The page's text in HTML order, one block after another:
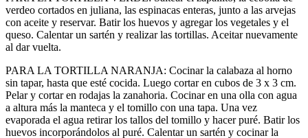
verdeo cortados en juliana, las espinacas enteras, junto a las arvejas
con aceite y reservar. Batir los huevos y agregar los vegetales y el
queso. Calentar un sartén y realizar las tortillas. Aceitar nuevamente
al dar vuelta.
PARA LA TORTILLA NARANJA: Cocinar la calabaza al horno
sin tapar, hasta que esté cocida. Luego cortar en cubos de 3 x 3 cm.
Pelar y cortar en rodajas la zanahoria. Cocinar en una olla con agua
a altura más la manteca y el tomillo con una tapa. Una vez
evaporada el agua retirar los tallos del tomillo y hacer puré. Batir los
huevos incorporándolos al puré. Calentar un sartén y cocinar la